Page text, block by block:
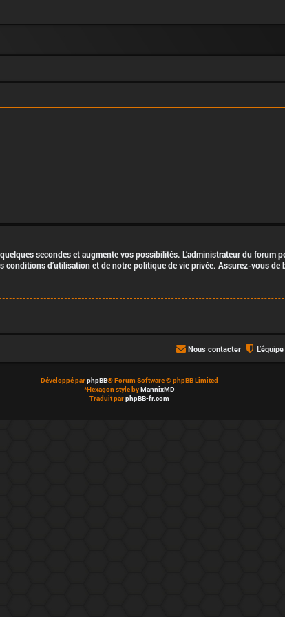
secondes et augmente vos possibilités. L’administrateur du
conditions d’utilisation et de notre politique de vie privée. Assurez-vous
Nous contacter
Développé parphpBB® Forum Software © phpBB Limited
*Hexagon style byMannixMD
Traduit parphpBB-fr.com